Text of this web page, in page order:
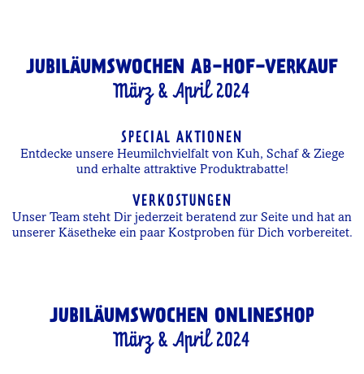
JUBILÄUMSWOCHEN AB-HOF-VERKAUF
März & April 2024
SPECIAL AKTIONEN
Entdecke unsere Heumilchvielfalt von Kuh, Schaf & Ziege
und erhalte attraktive Produktrabatte!
VERKOSTUNGEN
Unser Team steht Dir jederzeit beratend zur Seite und hat an
unserer Käsetheke ein paar Kostproben für Dich vorbereitet.
JUBILÄUMSWOCHEN ONLINESHOP
März & April 2024